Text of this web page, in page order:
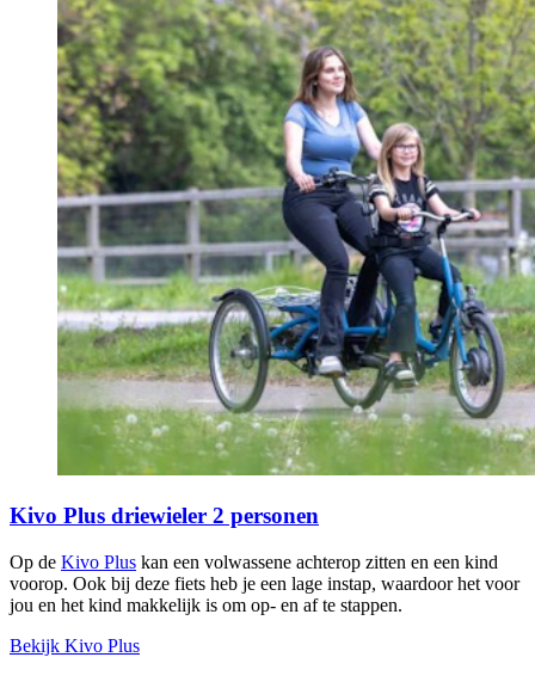
Kivo Plus driewieler 2 personen
Op de Kivo Plus kan een volwassene achterop zitten en een kind
voorop. Ook bij deze fiets heb je een lage instap, waardoor het voor
jou en het kind makkelijk is om op- en af te stappen.
Bekijk Kivo Plus